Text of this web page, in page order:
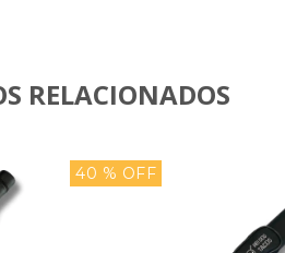
RELACIONADOS
40 % OFF